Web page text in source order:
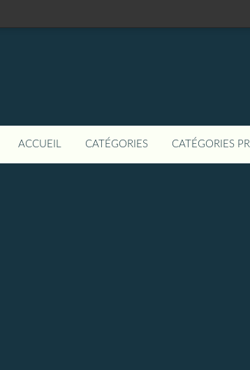
ACCUEIL CATÉGORIES CATÉGORIES